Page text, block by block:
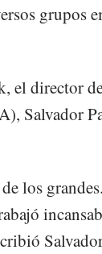
grupos
el director
Salvador
los